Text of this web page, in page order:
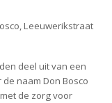
Leeuwerikstraat
deel uit van een
naam Don Bosco
de zorg voor